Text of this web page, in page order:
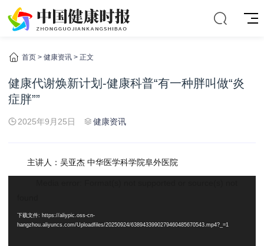
首页 > 健康资讯 > 正文
健康代谢焕新计划-健康科普“有一种胖叫做“炎
症胖””
2025年9月25日 健康资讯
主讲人：吴亚杰 中华医学科学院阜外医院
下载文件: https://aliypic.oss-cn-
hangzhou.aliyuncs.com/Uploadfiles/20250924/6389433990279460485670543.mp4?_=1